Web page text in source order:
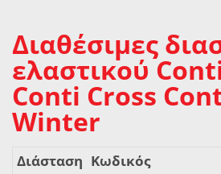
Διαθέσιμες
ελαστικού
Conti Cross
Winter
Διάσταση Κωδικός